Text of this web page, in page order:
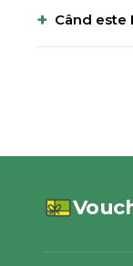
+ Când este